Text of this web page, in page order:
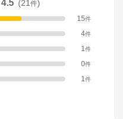
4.5 (21 件)
15件
4件
1件
0件
1件